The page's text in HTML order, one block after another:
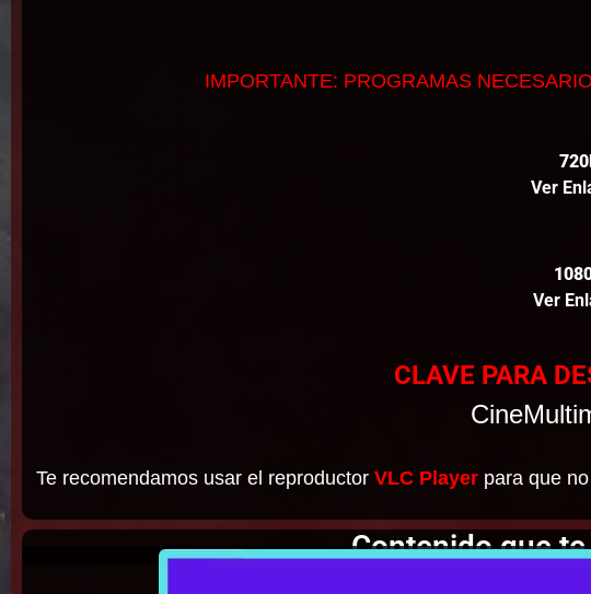
IMPORTANTE: PROGRAMAS
Ver
Ver
CLAVE PARA
Te recomendamos usar el reproductorVLC Player para que
Contenido que